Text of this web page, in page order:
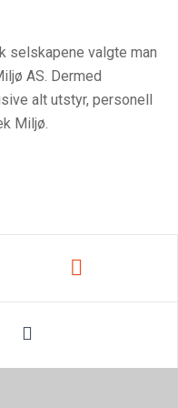
selskapene valgte man
AS. Dermed
alt utstyr, personell
Miljø.